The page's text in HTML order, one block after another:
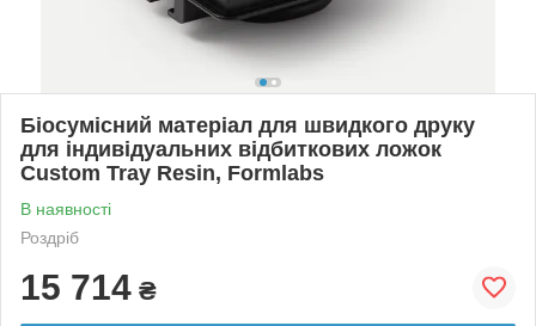
Біосумісний матеріал для швидкого друку
для індивідуальних відбиткових ложок
Custom Tray Resin, Formlabs
В наявності
Роздріб
15 714 ₴